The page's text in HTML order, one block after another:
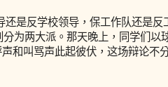
是反学校领导，保工作队还是反
为两大派。那天晚上，同学们以
和叫骂声此起彼伏，这场辩论不